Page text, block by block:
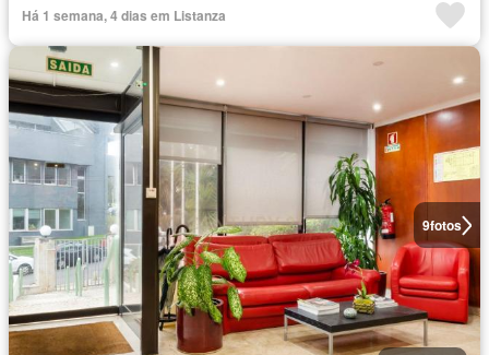
Há 1 semana, 4 dias em Listanza
9fotos